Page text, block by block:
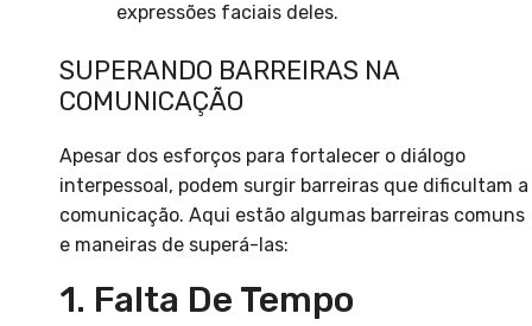
expressões faciais deles.
SUPERANDO BARREIRAS NA
COMUNICAÇÃO
Apesar dos esforços para fortalecer o diálogo
interpessoal, podem surgir barreiras que dificultam a
comunicação. Aqui estão algumas barreiras comuns
e maneiras de superá-las:
1. Falta De Tempo